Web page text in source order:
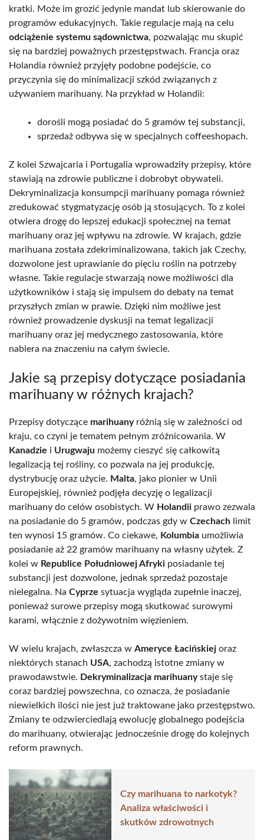
kratki. Może im grozić jedynie mandat lub skierowanie do
programów edukacyjnych. Takie regulacje mają na celu
odciążenie systemu sądownictwa, pozwalając mu skupić
się na bardziej poważnych przestępstwach. Francja oraz
Holandia również przyjęły podobne podejście, co
przyczynia się do minimalizacji szkód związanych z
używaniem marihuany. Na przykład w Holandii:
dorośli mogą posiadać do 5 gramów tej substancji,
sprzedaż odbywa się w specjalnych coffeeshopach.
Z kolei Szwajcaria i Portugalia wprowadziły przepisy, które
stawiają na zdrowie publiczne i dobrobyt obywateli.
Dekryminalizacja konsumpcji marihuany pomaga również
zredukować stygmatyzację osób ją stosujących. To z kolei
otwiera drogę do lepszej edukacji społecznej na temat
marihuany oraz jej wpływu na zdrowie. W krajach, gdzie
marihuana została zdekriminalizowana, takich jak Czechy,
dozwolone jest uprawianie do pięciu roślin na potrzeby
własne. Takie regulacje stwarzają nowe możliwości dla
użytkowników i stają się impulsem do debaty na temat
przyszłych zmian w prawie. Dzięki nim możliwe jest
również prowadzenie dyskusji na temat legalizacji
marihuany oraz jej medycznego zastosowania, które
nabiera na znaczeniu na całym świecie.
Jakie są przepisy dotyczące posiadania
marihuany w różnych krajach?
Przepisy dotyczące marihuanyróżnią się w zależności od
kraju, co czyni je tematem pełnym zróżnicowania. W
Kanadzie i Urugwaju możemy cieszyć się całkowitą
legalizacją tej rośliny, co pozwala na jej produkcję,
dystrybucję oraz użycie. Malta, jako pionier w Unii
Europejskiej, również podjęła decyzję o legalizacji
marihuany do celów osobistych. W Holandii prawo zezwala
na posiadanie do 5 gramów, podczas gdy w Czechach limit
ten wynosi 15 gramów. Co ciekawe, Kolumbia umożliwia
posiadanie aż 22 gramów marihuany na własny użytek. Z
kolei w Republice Południowej Afryki posiadanie tej
substancji jest dozwolone, jednak sprzedaż pozostaje
nielegalna. Na Cyprze sytuacja wygląda zupełnie inaczej,
ponieważ surowe przepisy mogą skutkować surowymi
karami, włącznie z dożywotnim więzieniem.
W wielu krajach, zwłaszcza w Ameryce Łacińskiej oraz
niektórych stanach USA, zachodzą istotne zmiany w
prawodawstwie. Dekryminalizacja marihuanystaje się
coraz bardziej powszechna, co oznacza, że posiadanie
niewielkich ilości nie jest już traktowane jako przestępstwo.
Zmiany te odzwierciedlają ewolucję globalnego podejścia
do marihuany, otwierając jednocześnie drogę do kolejnych
reform prawnych.
Czy marihuana to narkotyk?
Analiza właściwości i
skutków zdrowotnych